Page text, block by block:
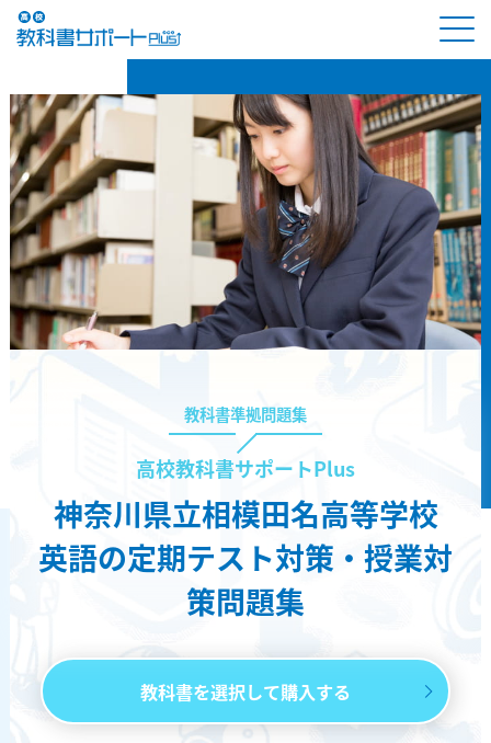
教科書準拠問題集
高校教科書サポートPlus
神奈川県立相模田名高等学校
英語の定期テスト対策・授業対
策問題集
教科書を選択して購入する